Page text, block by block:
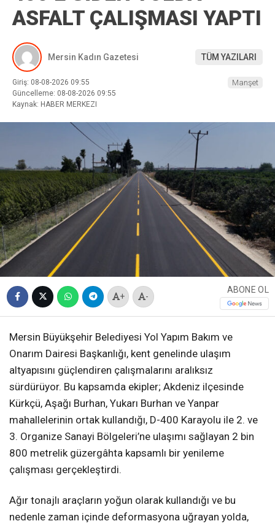
ASFALT ÇALIŞMASI YAPTI
Mersin Kadın Gazetesi TÜM YAZILARI
Giriş: 08-08-2026 09:55
Güncelleme: 08-08-2026 09:55
Kaynak: HABER MERKEZI
Manşet
+ -
ABONE OL
Mersin Büyükşehir Belediyesi Yol Yapım Bakım ve
Onarım Dairesi Başkanlığı, kent genelinde ulaşım
altyapısını güçlendiren çalışmalarını aralıksız
sürdürüyor. Bu kapsamda ekipler; Akdeniz ilçesinde
Kürkçü, Aşağı Burhan, Yukarı Burhan ve Yanpar
mahallelerinin ortak kullandığı, D-400 Karayolu ile 2. ve
3. Organize Sanayi Bölgeleri’ne ulaşımı sağlayan 2 bin
800 metrelik güzergâhta kapsamlı bir yenileme
çalışması gerçekleştirdi.
Ağır tonajlı araçların yoğun olarak kullandığı ve bu
nedenle zaman içinde deformasyona uğrayan yolda,